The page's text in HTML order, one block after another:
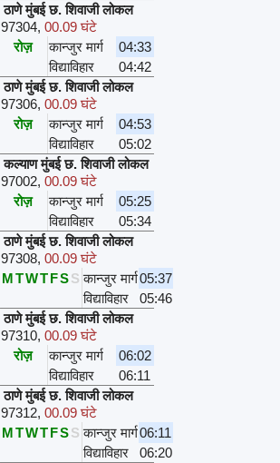
ठाणे मुंबई छ. शिवाजी लोकल
97304, 00.09 घंटे
रोज़
कान्जुर मार्ग
04:33
विद्याविहार
04:42
ठाणे मुंबई छ. शिवाजी लोकल
97306, 00.09 घंटे
रोज़
कान्जुर मार्ग
04:53
विद्याविहार
05:02
कल्याण मुंबई छ. शिवाजी लोकल
97002, 00.09 घंटे
रोज़
कान्जुर मार्ग
05:25
विद्याविहार
05:34
ठाणे मुंबई छ. शिवाजी लोकल
97308, 00.09 घंटे
MTWT FS S कान्जुर मार्ग05:37
विद्याविहार
05:46
ठाणे मुंबई छ. शिवाजी लोकल
97310, 00.09 घंटे
रोज़
कान्जुर मार्ग
06:02
विद्याविहार
06:11
ठाणे मुंबई छ. शिवाजी लोकल
97312, 00.09 घंटे
MTWT FS S कान्जुर मार्ग06:11
विद्याविहार
06:20